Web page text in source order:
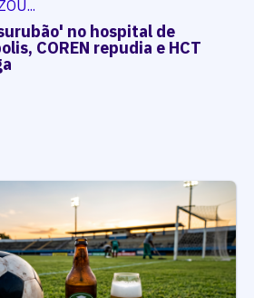
no hospital de
COREN repudia e HCT